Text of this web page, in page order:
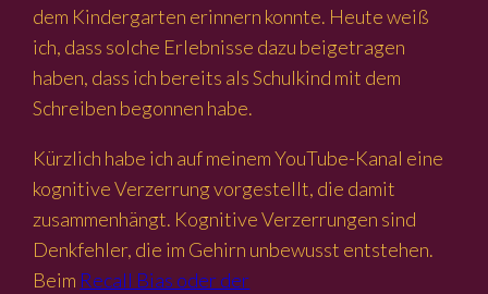
dem Kindergarten erinnern konnte. Heute weiß
ich, dass solche Erlebnisse dazu beigetragen
haben, dass ich bereits als Schulkind mit dem
Schreiben begonnen habe.
Kürzlich habe ich auf meinem YouTube-Kanal eine
kognitive Verzerrung vorgestellt, die damit
zusammenhängt. Kognitive Verzerrungen sind
Denkfehler, die im Gehirn unbewusst entstehen.
Beim Recall Bias oder der